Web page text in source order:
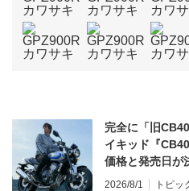
完全に「旧
イキッド『
価格と発売日が
2026/8/1 トピッ